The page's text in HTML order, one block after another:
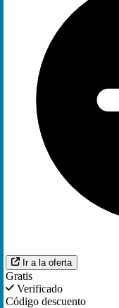
Ir a la oferta
Gratis
Verificado
Código descuento